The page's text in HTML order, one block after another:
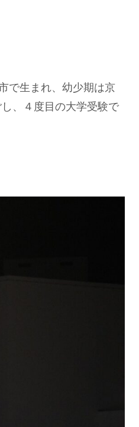
で生まれ、幼少期は京
、４度目の大学受験で